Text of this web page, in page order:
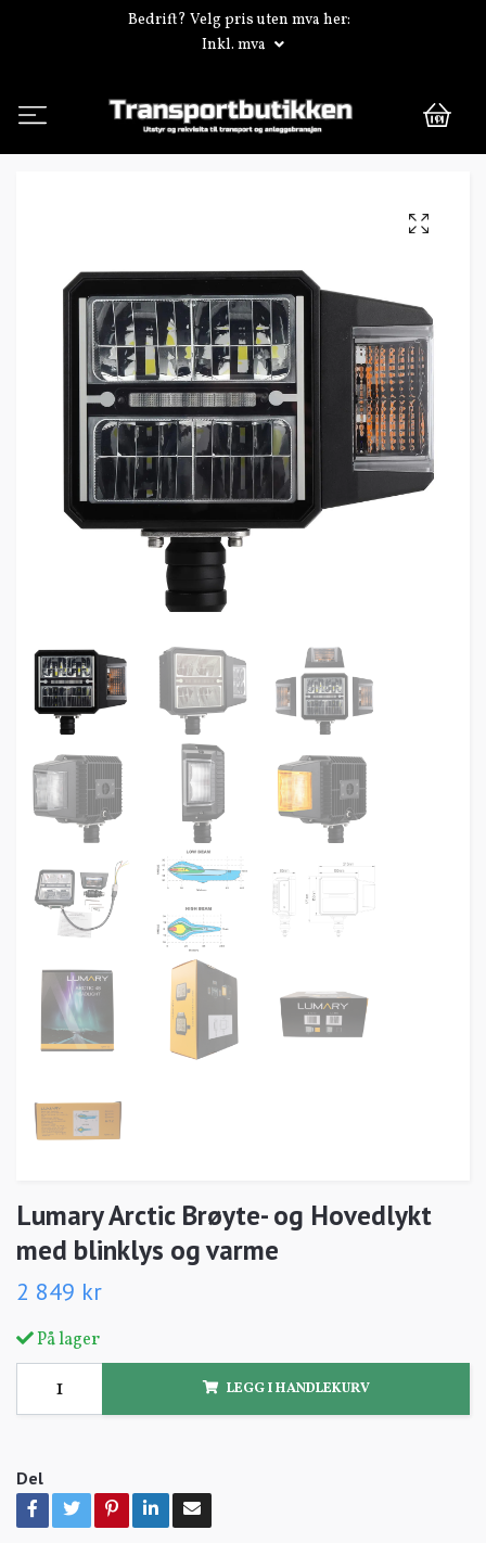
Bedrift? Velg pris uten mva her:
Inkl. mva
0
Lumary Arctic Brøyte- og Hovedlykt
med blinklys og varme
2 849 kr
På lager
LEGG I HANDLEKURV
Del